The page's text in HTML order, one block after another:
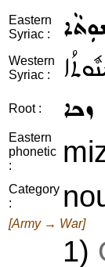
Eastern
Syriac :
Western
Syriac :
Root : ܙܟܐ
Eastern
phonetic
:
Category
:
[Army → War]
1)